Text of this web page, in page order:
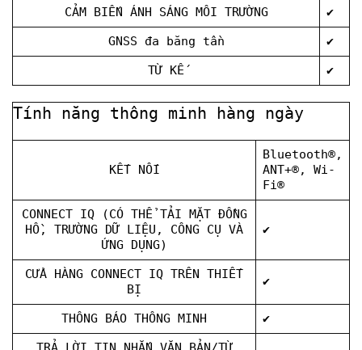
CẢM BIẾN ÁNH SÁNG MÔI TRƯỜNG
✔
GNSS đa băng tần
✔
TỪ KẾ
✔
Tính năng thông minh hàng ngày
KẾT NỐI
Bluetooth®,
ANT+®, Wi-
Fi®
CONNECT IQ (CÓ THỂ TẢI MẶT ĐỒNG
HỒ, TRƯỜNG DỮ LIỆU, CÔNG CỤ VÀ
ỨNG DỤNG)
✔
CỬA HÀNG CONNECT IQ TRÊN THIẾT
BỊ
✔
THÔNG BÁO THÔNG MINH
✔